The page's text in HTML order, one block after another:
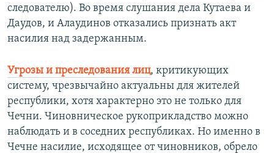
следователю). Во время слушания дела Кутаева и
Даудов, и Алаудинов отказались признать акт
насилия над задержанным.
Угрозы и преследования лиц, критикующих
систему, чрезвычайно актуальны для жителей
республики, хотя характерно это не только для
Чечни. Чиновническое рукоприкладство можно
наблюдать и в соседних республиках. Но именно в
Чечне насилие, исходящее от чиновников, обрело